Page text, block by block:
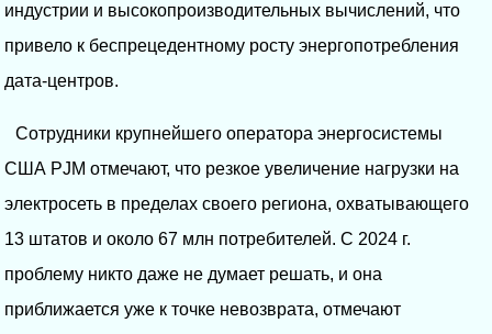
индустрии и высокопроизводительных вычислений, что
привело к беспрецедентному росту энергопотребления
дата-центров.
Сотрудники крупнейшего оператора энергосистемы
США PJM отмечают, что резкое увеличение нагрузки на
электросеть в пределах своего региона, охватывающего
13 штатов и около 67 млн потребителей. С 2024 г.
проблему никто даже не думает решать, и она
приближается уже к точке невозврата, отмечают